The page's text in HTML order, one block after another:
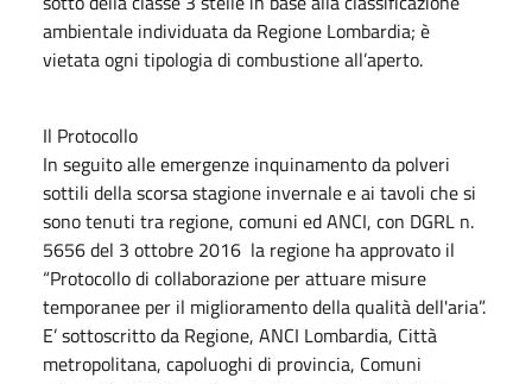
ambientale individuata da Regione Lombardia; è
vietata ogni tipologia di combustione all’aperto.
Il Protocollo
In seguito alle emergenze inquinamento da polveri
sottili della scorsa stagione invernale e ai tavoli che si
sono tenuti tra regione, comuni ed ANCI, con DGRL n.
5656 del 3 ottobre 2016 la regione ha approvato il
“Protocollo di collaborazione per attuare misure
temporanee per il miglioramento della qualità dell'aria”.
E’ sottoscritto da Regione, ANCI Lombardia, Città
metropolitana, capoluoghi di provincia, Comuni